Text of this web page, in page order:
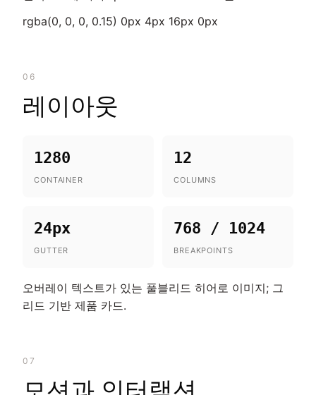
rgba(0, 0, 0, 0.15) 0px 4px 16px 0px
06
레이아웃
1280
CONTAINER
12
COLUMNS
24px
GUTTER
768 / 1024
BREAKPOINTS
오버레이 텍스트가 있는 풀블리드 히어로 이미지; 그
리드 기반 제품 카드.
07